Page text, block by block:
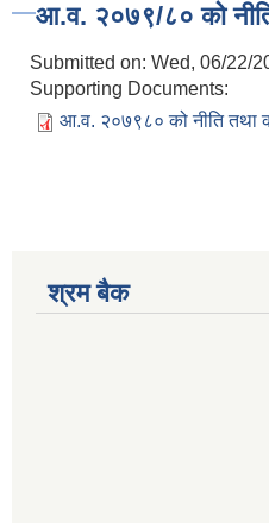
आ.व. २०७९/८० को
Submitted on: Wed, 06/22/
Supporting Documents:
आ.व. २०७९८० को नीति तथा
श्रम बैक